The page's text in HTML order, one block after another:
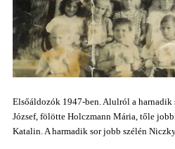
Elsőáldozók 1947-ben. Alulról a harnadik
József, fölötte Holczmann Mária, tőle
Katalin. A harmadik sor jobb szélén